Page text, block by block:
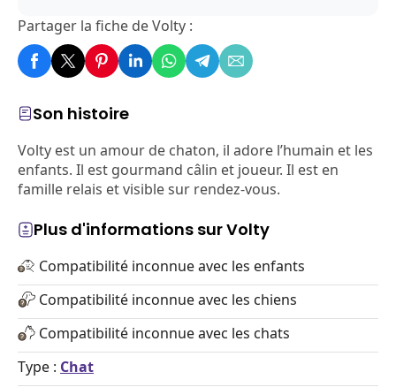
Son histoire
Volty est un amour de chaton, il adore l’humain et les
enfants. Il est gourmand câlin et joueur. Il est en
famille relais et visible sur rendez-vous.
Plus d'informations sur Volty
Compatibilité inconnue avec les enfants
Compatibilité inconnue avec les chiens
Compatibilité inconnue avec les chats
Type : Chat
Partager la fiche de Volty :